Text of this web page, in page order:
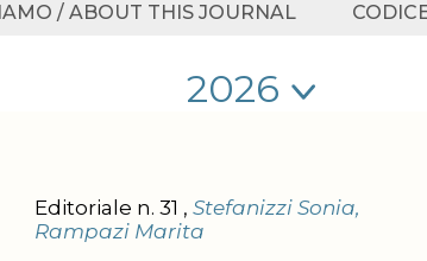
/ ABOUT THIS JOURNAL
Seleziona anno
Editoriale n. 31 , Stefanizzi Sonia,
Rampazi Marita